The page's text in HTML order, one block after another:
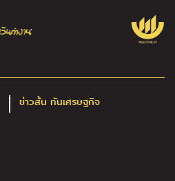
ข่าวสั้น ทันเศรษฐกิจ